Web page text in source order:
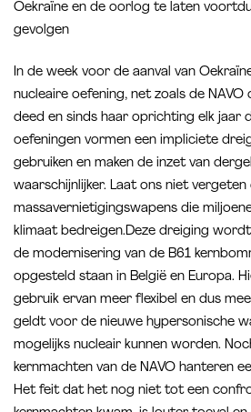
Oekraïne en de oorlog te laten
gevolgen
In de week voor de aanval van
nucleaire oefening, net zoals de
deed en sinds haar oprichting elk jaar
oefeningen vormen een impliciete
gebruiken en maken de inzet van
waarschijnlijker. Laat ons niet
massavernietigingswapens die
klimaat bedreigen.Deze dreiging
de modernisering van de B61
opgesteld staan in België en Europa.
gebruik ervan meer flexibel en dus
geldt voor de nieuwe hypersonische
mogelijks nucleair kunnen worden.
kernmachten van de NAVO hanteren
Het feit dat het nog niet tot een